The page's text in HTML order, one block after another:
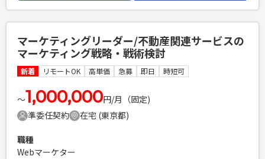
・JavaによるWebアプリケーション開発経験3年以上 ・詳細
設計以降を1人称で対応できる方 ・HTML,CSS,JavaScriptで
フロントエンドの開発経験が半年以上 ・Gitを使用したチーム
開発経験 ・お人柄として明るい性格で、対人コミュニケーシ
ョン能力の高い方
PHPを用いたWebサービスの開発経験4年以上
Laravelを用いた開発経験1年以上
エンジニア複数人のチームでの開発経験
マーケティングリーダー/不動産関連サービスの
マーケティング戦略・戦術検討
新着 リモートOK 高単価 急募 即日 時短可
〜1,000,000円/月（固定)
準委任契約
在宅 (東京都)
職種
Webマーケター